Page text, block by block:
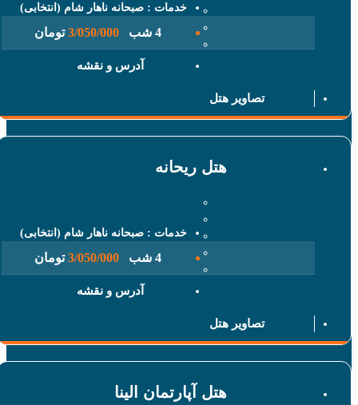
خدمات : صبحانه ناهار شام (انتخابی)
3/050/000 تومان
آدرس و نقشه
تصاویر هتل
هتل ریحانه
خدمات : صبحانه ناهار شام (انتخابی)
3/050/000 تومان
آدرس و نقشه
تصاویر هتل
هتل آپارتمان الینا